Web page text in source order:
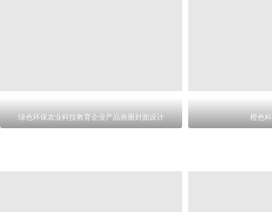
绿色环保农业科技教育企业产品画册封面设计 橙色